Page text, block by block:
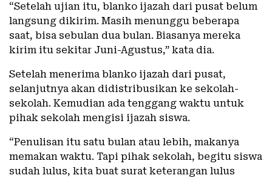
“Setelah ujian itu, blanko ijazah dari pusat belum
langsung dikirim. Masih menunggu beberapa
saat, bisa sebulan dua bulan. Biasanya mereka
kirim itu sekitar Juni-Agustus,” kata dia.
Setelah menerima blanko ijazah dari pusat,
selanjutnya akan didistribusikan ke sekolah-
sekolah. Kemudian ada tenggang waktu untuk
pihak sekolah mengisi ijazah siswa.
“Penulisan itu satu bulan atau lebih, makanya
memakan waktu. Tapi pihak sekolah, begitu siswa
sudah lulus, kita buat surat keterangan lulus